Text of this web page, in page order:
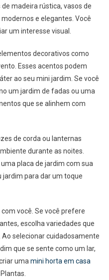
madeira rústica, vasos de
e elegantes. Você
um interesse visual.
decorativos como
Esses acentos podem
ao seu mini jardim. Se você
um jardim de fadas ou uma
que se alinhem com
de corda ou lanternas
durante as noites.
placa de jardim com sua
jardim para dar um toque
você. Se você prefere
escolha variedades que
selecionar cuidadosamente
que se sente como um lar,
uma mini horta em casa